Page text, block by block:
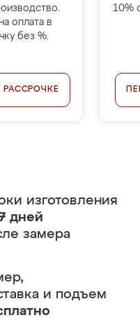
оплата в
без %.
РАССРОЧКЕ
10%
изготовления
дней
замера
и подъем